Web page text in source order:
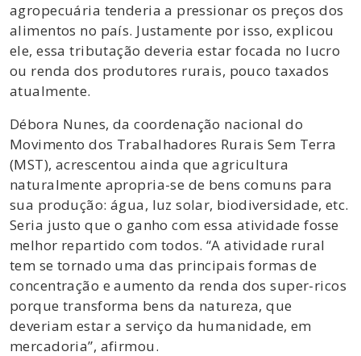
agropecuária tenderia a pressionar os preços dos
alimentos no país. Justamente por isso, explicou
ele, essa tributação deveria estar focada no lucro
ou renda dos produtores rurais, pouco taxados
atualmente.
Débora Nunes, da coordenação nacional do
Movimento dos Trabalhadores Rurais Sem Terra
(MST), acrescentou ainda que agricultura
naturalmente apropria-se de bens comuns para
sua produção: água, luz solar, biodiversidade, etc.
Seria justo que o ganho com essa atividade fosse
melhor repartido com todos. “A atividade rural
tem se tornado uma das principais formas de
concentração e aumento da renda dos super-ricos
porque transforma bens da natureza, que
deveriam estar a serviço da humanidade, em
mercadoria”, afirmou.